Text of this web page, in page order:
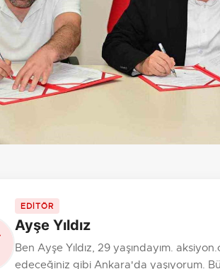
EDİTÖR
Ayşe Yıldız
Ben Ayşe Yıldız, 29 yaşındayım.
edeceğiniz gibi Ankara'da yaşıyorum.